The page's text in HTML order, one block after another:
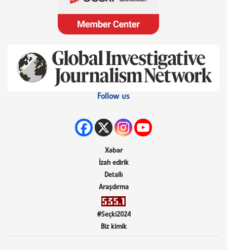
Follow us
Xəbər
İzah edirik
Detallı
Araşdırma
#Seçki2024
Biz kimik